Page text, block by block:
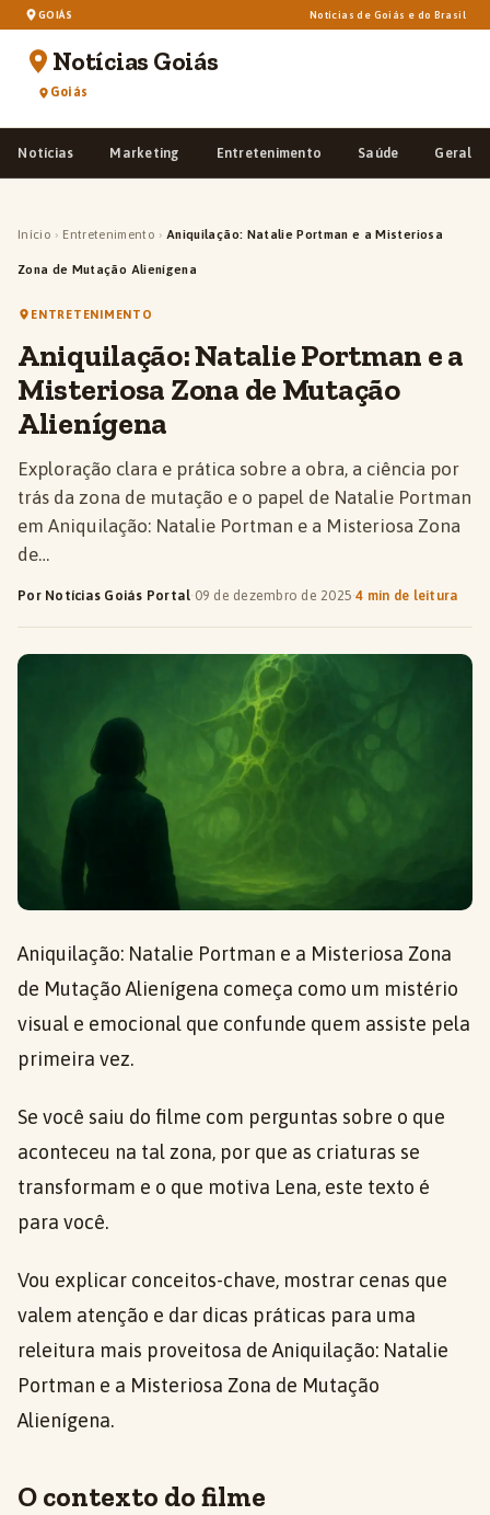
GOIÁS Notícias de Goiás e do Brasil
Notícias Goiás
Goiás
Notícias Marketing Entretenimento Saúde Geral
Início › Entretenimento › Aniquilação: Natalie Portman e a Misteriosa
Zona de Mutação Alienígena
ENTRETENIMENTO
Aniquilação: Natalie Portman e a
Misteriosa Zona de Mutação
Alienígena
Exploração clara e prática sobre a obra, a ciência por
trás da zona de mutação e o papel de Natalie Portman
em Aniquilação: Natalie Portman e a Misteriosa Zona
de…
Por Notícias Goiás Portal· 09 de dezembro de 2025·4 min de leitura
Aniquilação: Natalie Portman e a Misteriosa Zona
de Mutação Alienígena começa como um mistério
visual e emocional que confunde quem assiste pela
primeira vez.
Se você saiu do filme com perguntas sobre o que
aconteceu na tal zona, por que as criaturas se
transformam e o que motiva Lena, este texto é
para você.
Vou explicar conceitos-chave, mostrar cenas que
valem atenção e dar dicas práticas para uma
releitura mais proveitosa de Aniquilação: Natalie
Portman e a Misteriosa Zona de Mutação
Alienígena.
O contexto do filme